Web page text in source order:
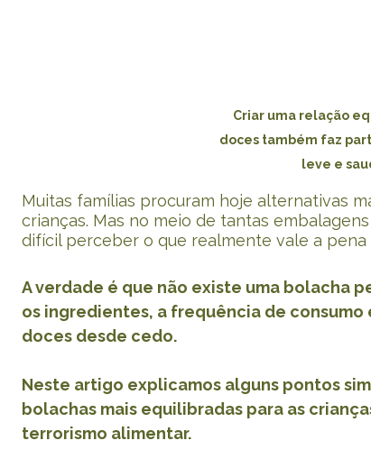
Criar uma relação
doces também faz
leve e
Muitas famílias procuram hoje alternativas
crianças. Mas no meio de tantas
difícil perceber o que realmente vale a pena
A verdade é que não existe uma bolacha
os ingredientes, a frequência de consumo
doces desde cedo.
Neste artigo explicamos alguns pontos
bolachas mais equilibradas para as
terrorismo alimentar.